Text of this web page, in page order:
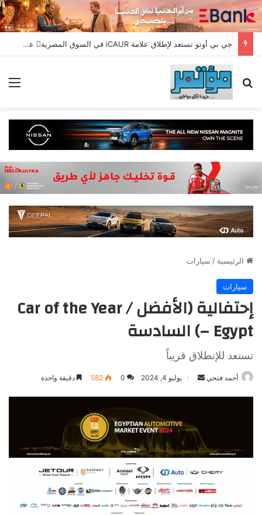
جي بي أوتو تستعد لإطلاق علامة iCAUR في السوق المصرية علامة عالمية جديدة لسيارات الطاقة الجديدة تجمع بين التكنولوجيا الذكية والتصميم الجريء وروح المغامر
بحث عن
الرئيسية / سيارات
سيارات
إحتفالية (الأفضل / Car of the Year
– Egypt) السادسة
تستعد للإنطلاق قريباً
أحمد فتحي
أرسل يوليو 4, 2024 0
582 دقيقة واحدة